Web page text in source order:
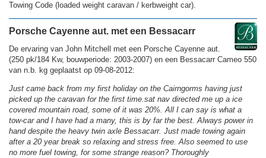
Towing Code (loaded weight caravan / kerbweight car).
Porsche Cayenne aut. met een Bessacarr
De ervaring van John Mitchell met een Porsche Cayenne aut.
(250 pk/184 Kw, bouwperiode: 2003-2007) en een Bessacarr Cameo 550
van n.b. kg geplaatst op 09-08-2012:
Just came back from my first holiday on the Cairngorms having just
picked up the caravan for the first time.sat nav directed me up a ice
covered mountain road, some of it was 20%. All I can say is what a
tow-car and I have had a many, this is by far the best. Always power in
hand despite the heavy twin axle Bessacarr. Just made towing again
after a 20 year break so relaxing and stress free. Also seemed to use
no more fuel towing, for some strange reason? Thoroughly